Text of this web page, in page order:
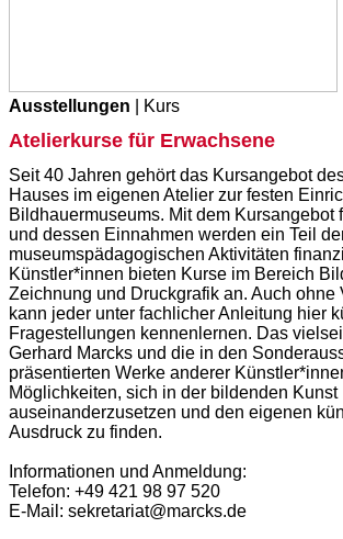
Ausstellungen | Kurs
Atelierkurse für Erwachsene
Seit 40 Jahren gehört das Kursangebot
Hauses im eigenen Atelier zur festen
Bildhauermuseums. Mit dem Kursangebot
und dessen Einnahmen werden ein Teil
museumspädagogischen Aktivitäten
Künstler*innen bieten Kurse im Bereich
Zeichnung und Druckgrafik an. Auch ohne
kann jeder unter fachlicher Anleitung hier
Fragestellungen kennenlernen. Das
Gerhard Marcks und die in den
präsentierten Werke anderer
Möglichkeiten, sich in der bildenden Kunst
auseinanderzusetzen und den eigenen
Ausdruck zu finden.
Informationen und Anmeldung:
Telefon: +49 421 98 97 520
E-Mail: sekretariat@marcks.de